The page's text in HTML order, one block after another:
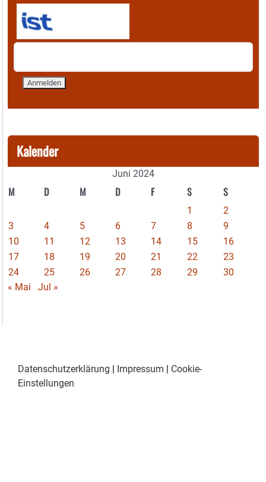
Kalender
Juni 2024
M D M D F S S
1
2
3
4 5 6 7 8
9
10
11 12 13 14 15
16
17
18 19 20 21 22
23
24
25 26 27 28 29
30
« Mai
Jul »
Datenschutzerklärung | Impressum | Cookie-
Einstellungen